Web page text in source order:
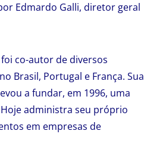
Edmardo Galli, diretor geral
co-autor de diversos
Brasil, Portugal e França. Sua
a fundar, em 1996, uma
administra seu próprio
em empresas de